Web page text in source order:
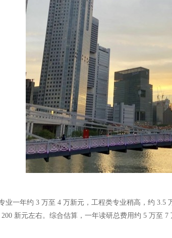
一年约 3 万至 4 万新元，工程类专业稍高，约
新元左右。综合估算，一年读研总费用约 5 万至 7